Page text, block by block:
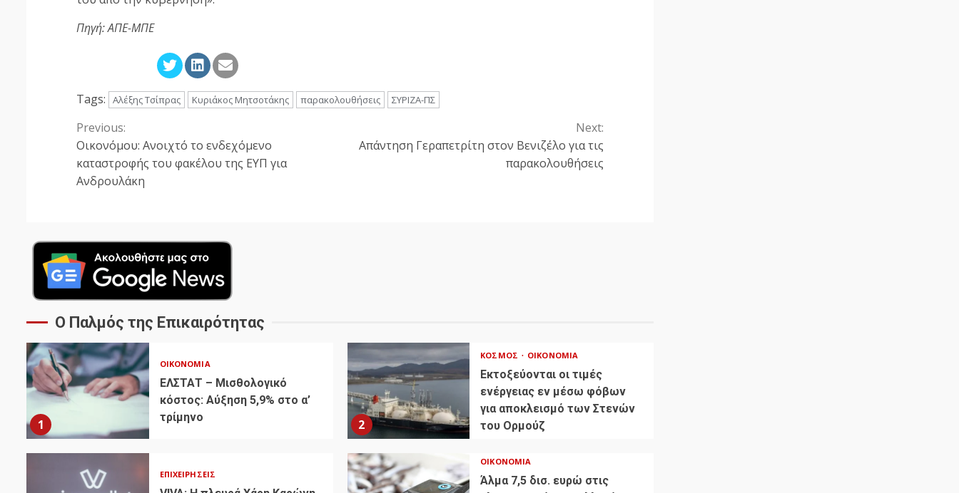
Πηγή: ΑΠΕ-ΜΠΕ
Tags: Αλέξης Τσίπρας Κυριάκος Μητσοτάκης παρακολουθήσεις ΣΥΡΙΖΑ-ΠΣ
Continue
Reading
Previous:
Οικονόμου: Ανοιχτό το ενδεχόμενο
καταστροφής του φακέλου της ΕΥΠ για
Ανδρουλάκη
Next:
Απάντηση Γεραπετρίτη στον Βενιζέλο για τις
παρακολουθήσεις
Ο Παλμός της Επικαιρότητας
1
ΟΙΚΟΝΟΜΊΑ
ΕΛΣΤΑΤ – Μισθολογικό
κόστος: Αύξηση 5,9% στο α’
τρίμηνο
2
ΚΌΣΜΟΣ ΟΙΚΟΝΟΜΊΑ
Εκτοξεύονται οι τιμές
ενέργειας εν μέσω φόβων
για αποκλεισμό των Στενών
του Ορμούζ
ΕΠΙΧΕΙΡΉΣΕΙΣ
ΟΙΚΟΝΟΜΊΑ
Άλμα 7,5 δισ. ευρώ στις